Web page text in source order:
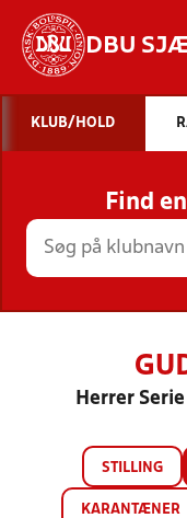
DBU
STILLINGER,
KLUB/HOLD
Find
Herrer
STILLING
KARANTÆNER